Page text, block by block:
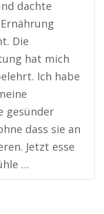
dachte
Die
hat mich
Ich habe
gesünder
dass sie an
Jetzt esse
…